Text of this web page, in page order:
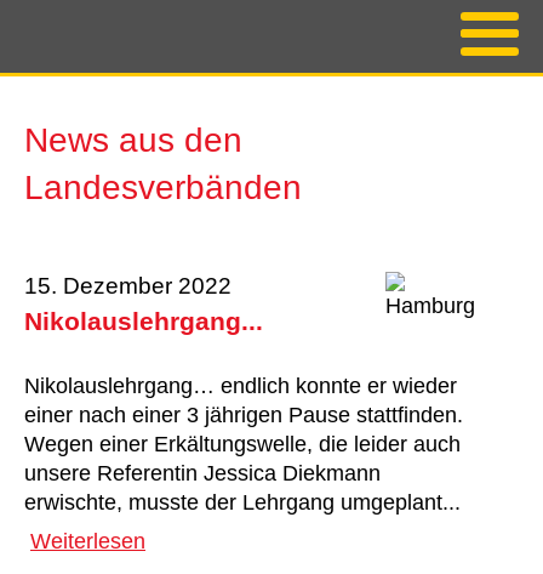
News aus den
Landesverbänden
15. Dezember 2022
Nikolauslehrgang...
Nikolauslehrgang… endlich konnte er wieder
einer nach einer 3 jährigen Pause stattfinden.
Wegen einer Erkältungswelle, die leider auch
unsere Referentin Jessica Diekmann
erwischte, musste der Lehrgang umgeplant...
Weiterlesen